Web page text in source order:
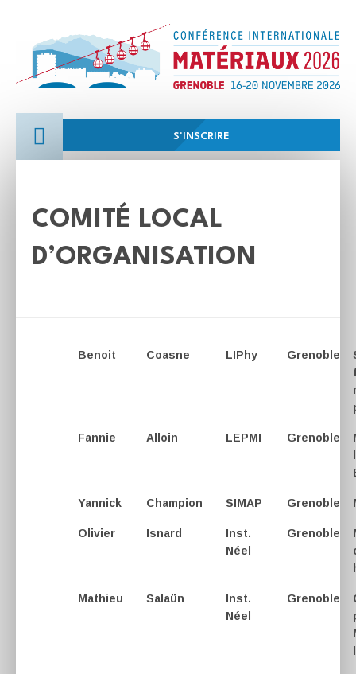
S'INSCRIRE
COMITÉ LOCAL
D’ORGANISATION
Benoit Coasne LIPhy Grenoble
Fannie Alloin LEPMI Grenoble
Yannick Champion SIMAP Grenoble
Olivier Isnard
Inst.
Néel
Grenoble
Mathieu Salaün
Inst.
Néel
Grenoble